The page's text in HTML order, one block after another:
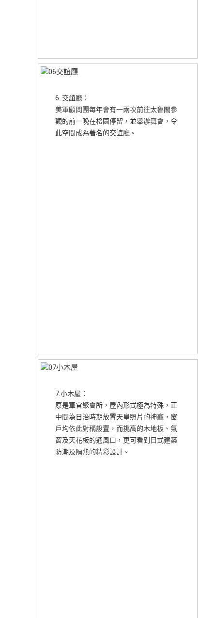
6. 交誼廳：
美軍顧問團每年會有一兩次前往太魯閣參
觀的前一晚在松園停留，並舉辦舞會，令
此空間成為著名的交誼廳。
7.小木屋：
原是軍官聚會所，屋內形式極為特殊，正
中間為日治時期放置天皇照片的神龕，窗
戶均依此對稱設置，而挑高的木地板、氣
窗及天花板的通風口，更可看到日式建築
防潮及隔熱的精彩設計。